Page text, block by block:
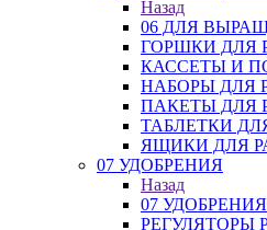
Назад
06 ДЛЯ
ГОРШКИ ДЛЯ
КАССЕТЫ И
НАБОРЫ ДЛЯ
ПАКЕТЫ ДЛЯ
ТАБЛЕТКИ
ЯЩИКИ ДЛЯ
07 УДОБРЕНИЯ
Назад
07 УДОБРЕНИЯ
РЕГУЛЯТОРЫ